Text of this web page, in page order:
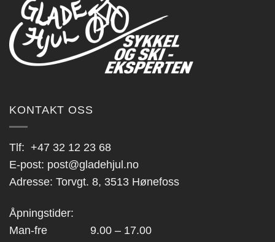
KONTAKT OSS
Tlf: +47 32 12 23 68
E-post: post@gladehjul.no
Adresse: Torvgt. 8, 3513 Hønefoss
Åpningstider:
Man-fre 9.00 – 17.00